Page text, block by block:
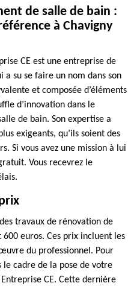
de salle de bain :
à Chavigny
CE est une entreprise de
a su se faire un nom dans son
et composée d’éléments
d’innovation dans le
de bain. Son expertise a
exigeants, qu’ils soient des
Si vous avez une mission à lui
Vous recevrez le
travaux de rénovation de
euros. Ces prix incluent les
du professionnel. Pour
cadre de la pose de votre
CE. Cette dernière